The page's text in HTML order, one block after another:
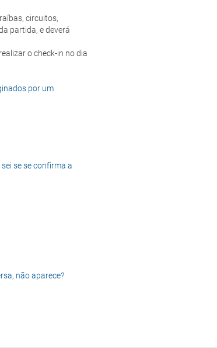
circuitos,
partida, e deverá
por um
se se confirma a
não aparece?